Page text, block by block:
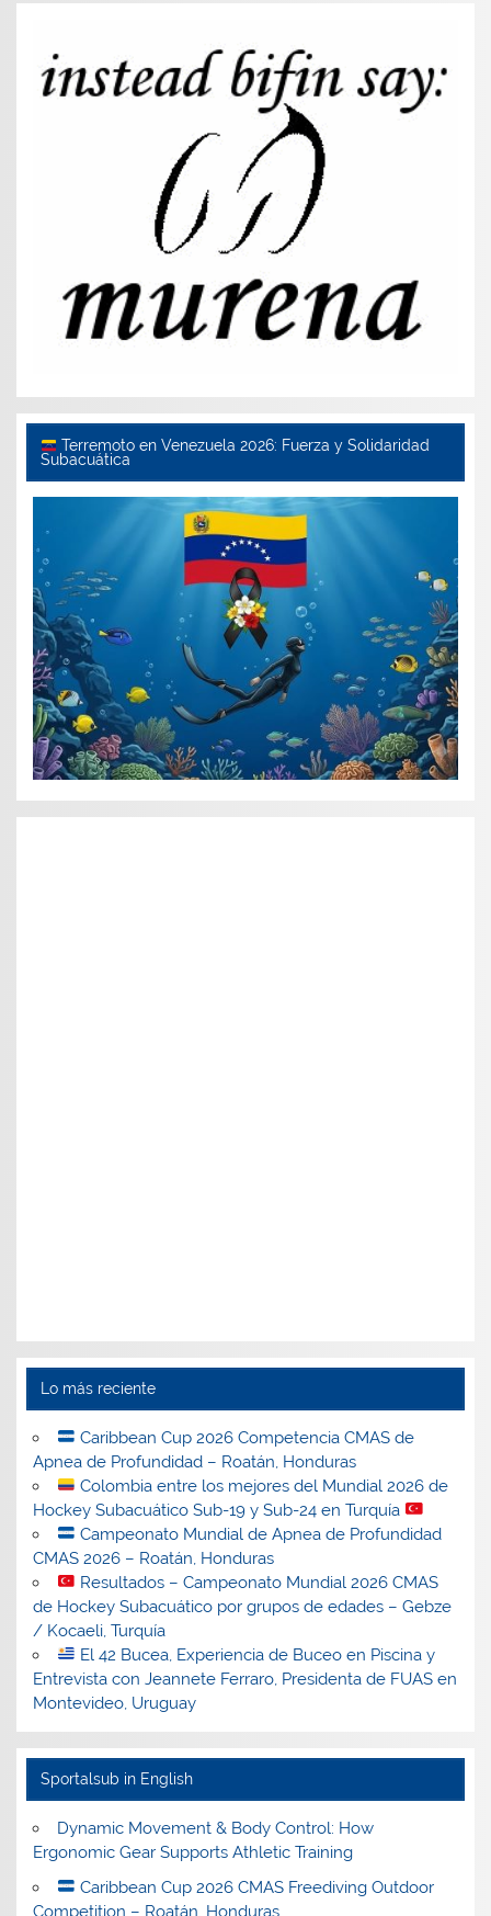
Terremoto en Venezuela 2026: Fuerza y Solidaridad
Subacuática
Lo más reciente
Caribbean Cup 2026 Competencia CMAS de
Apnea de Profundidad – Roatán, Honduras
Colombia entre los mejores del Mundial 2026 de
Hockey Subacuático Sub-19 y Sub-24 en Turquía
Campeonato Mundial de Apnea de Profundidad
CMAS 2026 – Roatán, Honduras
Resultados – Campeonato Mundial 2026 CMAS
de Hockey Subacuático por grupos de edades – Gebze
/ Kocaeli, Turquía
El 42 Bucea, Experiencia de Buceo en Piscina y
Entrevista con Jeannete Ferraro, Presidenta de FUAS en
Montevideo, Uruguay
Sportalsub in English
Dynamic Movement & Body Control: How
Ergonomic Gear Supports Athletic Training
Caribbean Cup 2026 CMAS Freediving Outdoor
Competition – Roatán, Honduras